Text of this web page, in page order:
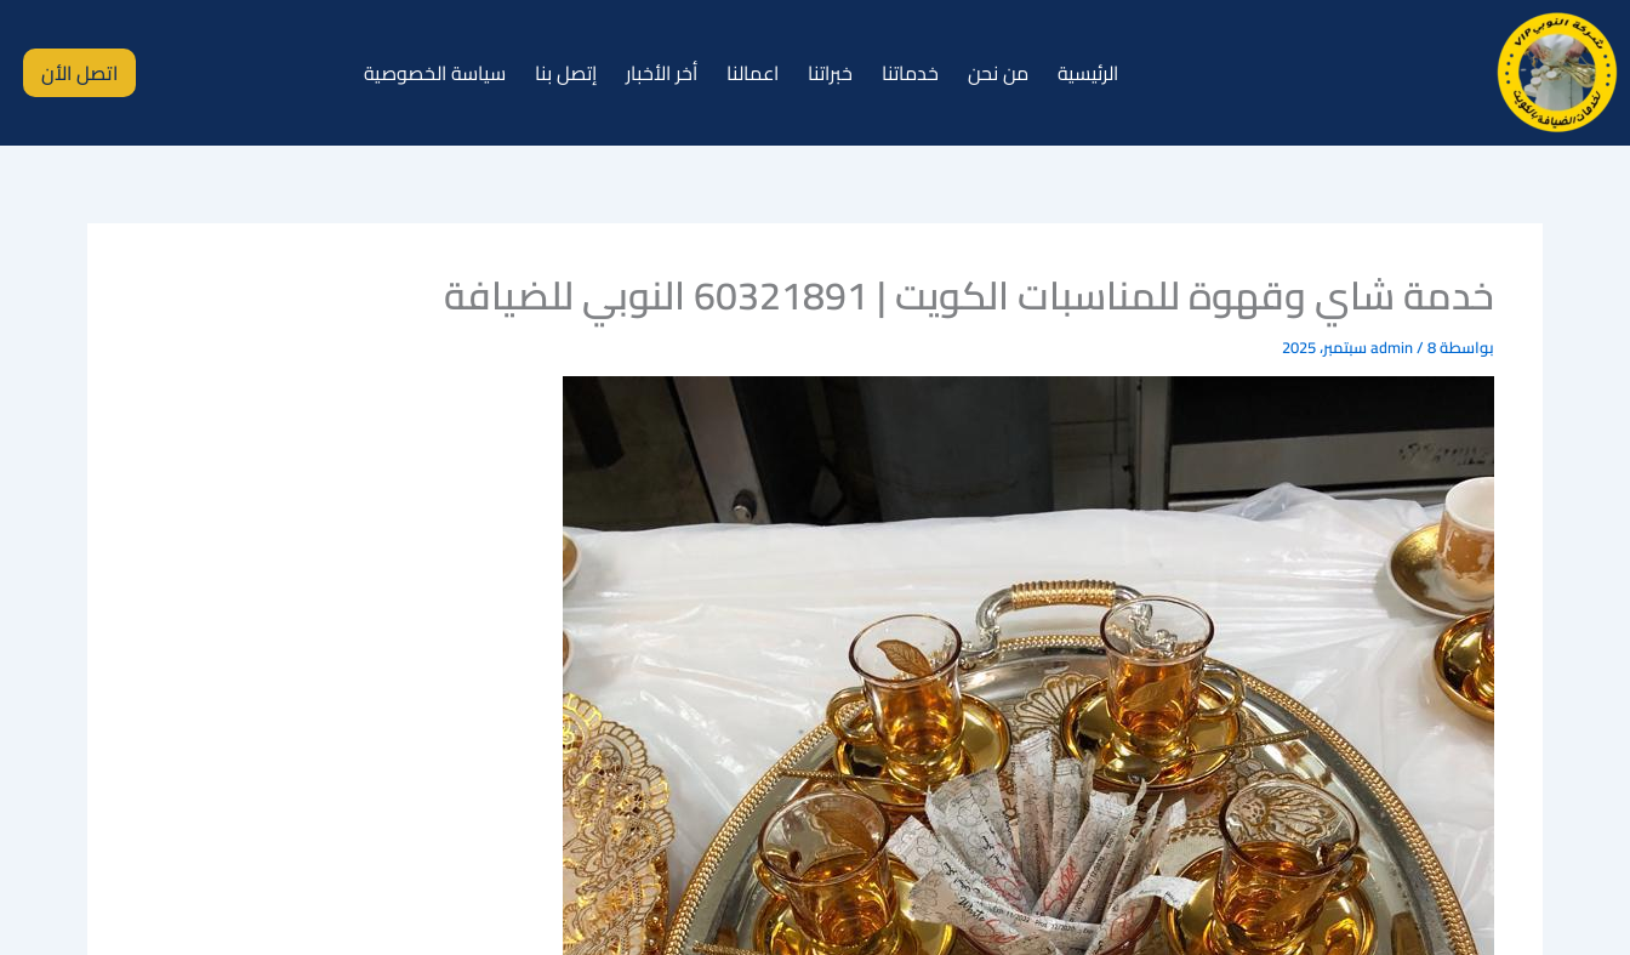
تخطي
إلى
المحتوى
الرئيسية من نحن خدماتنا خبراتنا اعمالنا أخر الأخبار إتصل بنا سياسة الخصوصية اتصل الأن
خدمة شاي وقهوة للمناسبات الكويت | 60321891 النوبي للضيافة
بواسطة admin/8 سبتمبر، 2025